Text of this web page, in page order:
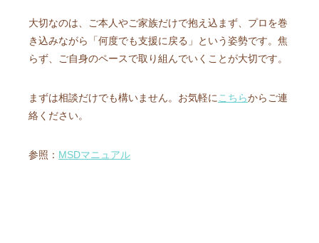
大切なのは、ご本人やご家族だけで抱え込まず、プロを巻
き込みながら「何度でも支援に戻る」という姿勢です。焦
らず、ご自身のペースで取り組んでいくことが大切です。
まずは相談だけでも構いません。お気軽に こちらからご連
絡ください。
参照： MSDマニュアル